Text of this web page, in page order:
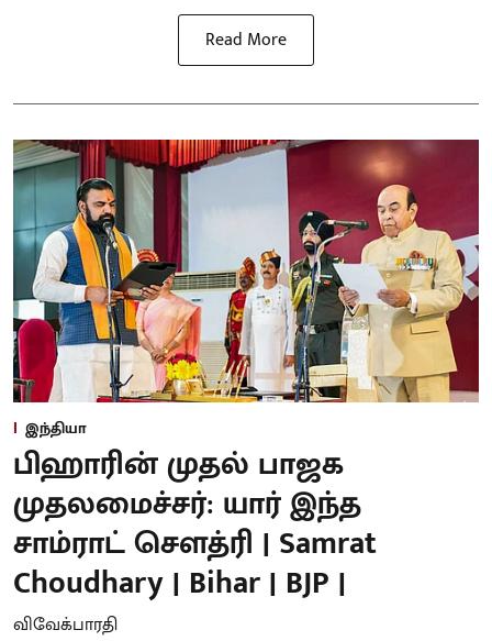
Read More
இந்தியா
பிஹாரின் முதல் பாஜக
முதலமைச்சர்: யார் இந்த
சாம்ராட் சௌத்ரி | Samrat
Choudhary | Bihar | BJP |
விவேக்பாரதி